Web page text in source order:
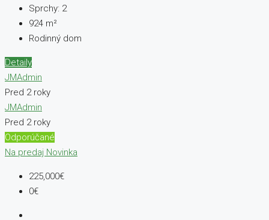
Sprchy: 2
924 m²
Rodinný dom
Detaily
JMAdmin
Pred 2 roky
JMAdmin
Pred 2 roky
Odporúčané
Na predaj Novinka
225,000€
0€